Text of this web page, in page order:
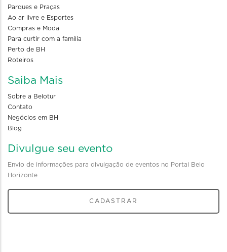
Parques e Praças
Ao ar livre e Esportes
Compras e Moda
Para curtir com a familia
Perto de BH
Roteiros
Saiba Mais
Sobre a Belotur
Contato
Negócios em BH
Blog
Divulgue seu evento
Envio de informações para divulgação de eventos no Portal Belo
Horizonte
CADASTRAR